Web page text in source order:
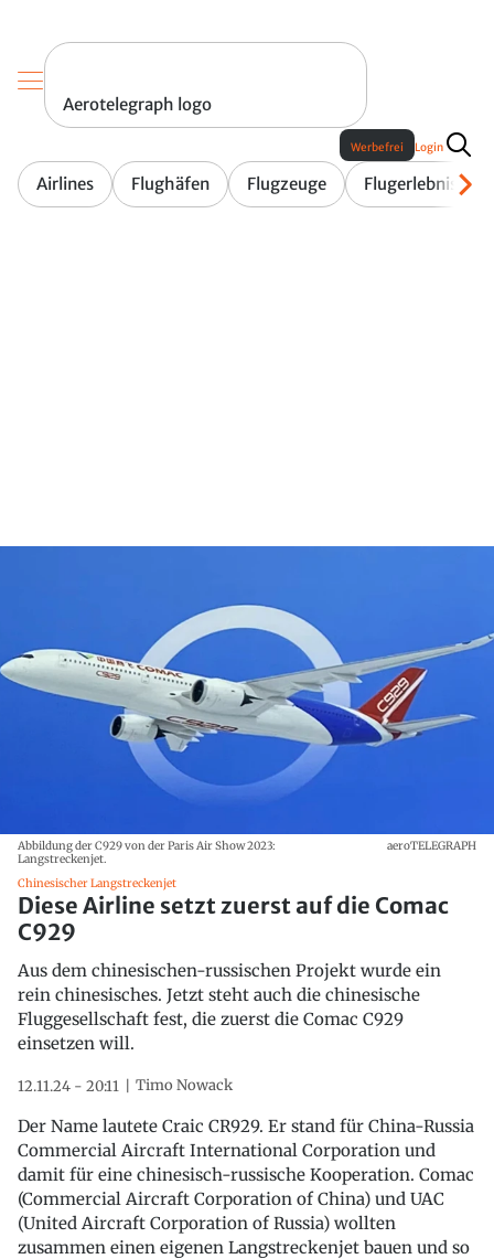
Aerotelegraph logo
Airlines Flughäfen Flugzeuge Flugerlebnis
Werbefrei Login
Abbildung der C929 von der Paris Air Show 2023:
Langstreckenjet.
aeroTELEGRAPH
Chinesischer Langstreckenjet
Diese Airline setzt zuerst auf die Comac
C929
Aus dem chinesischen-russischen Projekt wurde ein
rein chinesisches. Jetzt steht auch die chinesische
Fluggesellschaft fest, die zuerst die Comac C929
einsetzen will.
12.11.24 - 20:11 Timo Nowack
Der Name lautete Craic CR929. Er stand für China-Russia
Commercial Aircraft International Corporation und
damit für eine chinesisch-russische Kooperation. Comac
(Commercial Aircraft Corporation of China) und UAC
(United Aircraft Corporation of Russia) wollten
zusammen einen eigenen Langstreckenjet bauen und so